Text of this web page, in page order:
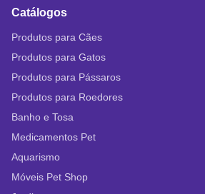
Catálogos
Produtos para Cães
Produtos para Gatos
Produtos para Pássaros
Produtos para Roedores
Banho e Tosa
Medicamentos Pet
Aquarismo
Móveis Pet Shop